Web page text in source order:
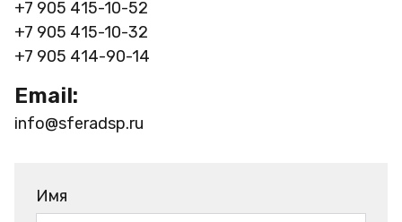
+7 905 415-10-52
+7 905 415-10-32
+7 905 414-90-14
Email:
info@sferadsp.ru
Имя